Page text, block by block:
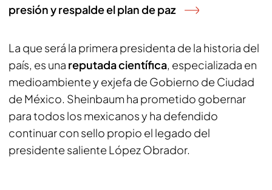
presión y respalde el plan de paz
La que será la primera presidenta de la historia del
país, es una reputada científica, especializada en
medioambiente y exjefa de Gobierno de Ciudad
de México. Sheinbaum ha prometido gobernar
para todos los mexicanos y ha defendido
continuar con sello propio el legado del
presidente saliente López Obrador.